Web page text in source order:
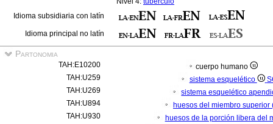
Idioma subsidiaria con latín
Idioma principal no latín
Partonomia
TAH:E10200
cuerpo humano
TAH:U259
sistema esquelético
TAH:U269
sistema esquelético
TAH:U894
huesos del miembro superior
TAH:U930
huesos de la porción libera del